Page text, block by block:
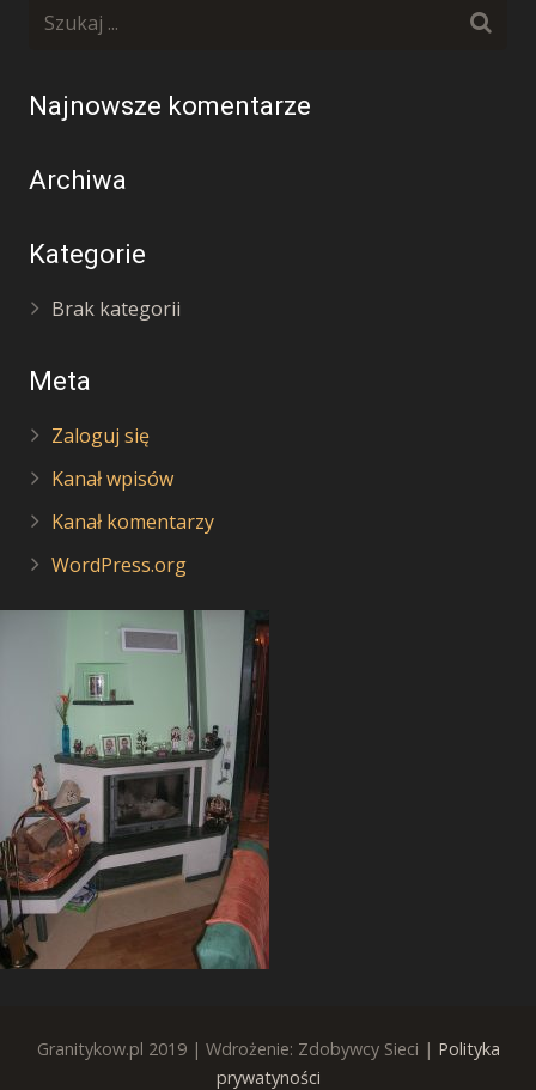
Najnowsze komentarze
Archiwa
Kategorie
Brak kategorii
Meta
Zaloguj się
Kanał wpisów
Kanał komentarzy
WordPress.org
Granitykow.pl 2019 | Wdrożenie: Zdobywcy Sieci | Polityka
prywatyności